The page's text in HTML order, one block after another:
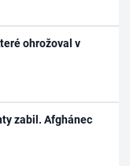
ohrožoval v
zabil. Afghánec